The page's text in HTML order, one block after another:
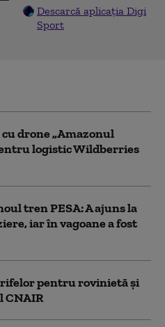
Descarcă aplicația Digi
Sport
drone „Amazonul
logistic Wildberries
tren PESA: A ajuns la
iar în vagoane a fost
pentru rovinietă şi
CNAIR